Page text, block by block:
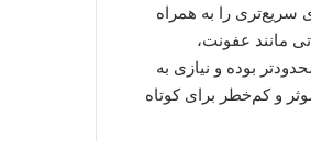
را به همراه
مانند عفونت،
بوده و نیازی به
و کم‌خطر برای کوتاه